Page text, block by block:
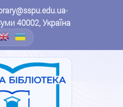
•
40002, Україна